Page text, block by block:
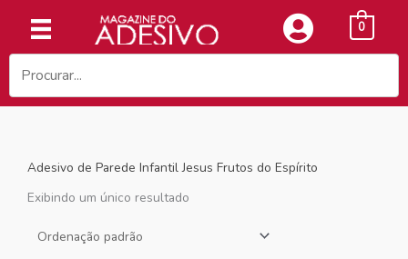
conteúdo
0
Adesivo de Parede Infantil Jesus Frutos do Espírito
Exibindo um único resultado